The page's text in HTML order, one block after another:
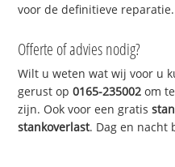
voor de definitieve reparatie.
Offerte of advies nodig?
Wilt u weten wat wij voor u
gerust op0165-235002 om
zijn. Ook voor een gratis
stankoverlast. Dag en nacht